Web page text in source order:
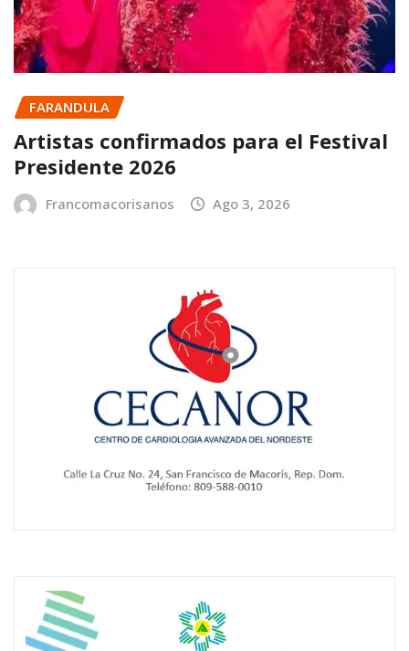
FARANDULA
Artistas confirmados para el Festival
Presidente 2026
Francomacorisanos Ago 3, 2026